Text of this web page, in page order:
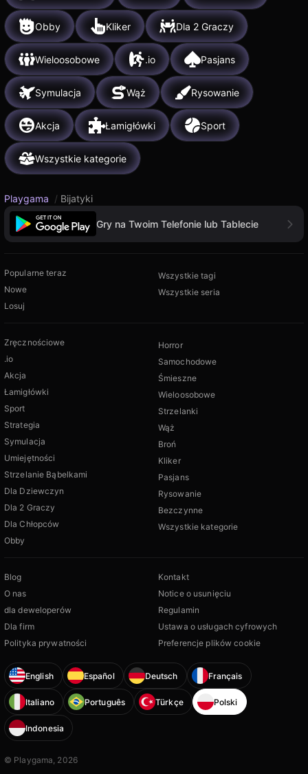
Obby Kliker Dla 2 Graczy
Wieloosobowe .io Pasjans
Symulacja Wąż Rysowanie
Akcja Łamigłówki Sport
Wszystkie kategorie
Playgama / Bijatyki
Gry na Twoim Telefonie lub Tablecie
Popularne teraz
Nowe
Losuj
Wszystkie tagi
Wszystkie seria
Zręcznościowe
.io
Akcja
Łamigłówki
Sport
Strategia
Symulacja
Umiejętności
Strzelanie Bąbelkami
Dla Dziewczyn
Dla 2 Graczy
Dla Chłopców
Obby
Horror
Samochodowe
Śmieszne
Wieloosobowe
Strzelanki
Wąż
Broń
Kliker
Pasjans
Rysowanie
Bezczynne
Wszystkie kategorie
Blog
O nas
dla deweloperów
Dla firm
Polityka prywatności
Kontakt
Notice o usunięciu
Regulamin
Ustawa o usługach cyfrowych
Preferencje plików cookie
English Español Deutsch Français
Italiano Português Türkçe Polski
Indonesia
© Playgama, 2026